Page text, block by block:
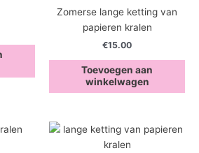
Zomerse lange ketting van
papieren kralen
€15.00
Toevoegen aan
winkelwagen